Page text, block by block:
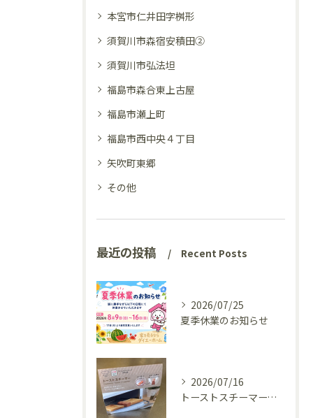
本宮市仁井田字桝形
須賀川市森宿安積田②
須賀川市弘法坦
福島市森合東上古屋
福島市瀬上町
福島市西中央４丁目
矢吹町東郷
その他
最近の投稿 Recent Posts
2026/07/25
夏季休業のお知らせ
2026/07/16
トーストスチーマーで、いつものパンが少し変わった話